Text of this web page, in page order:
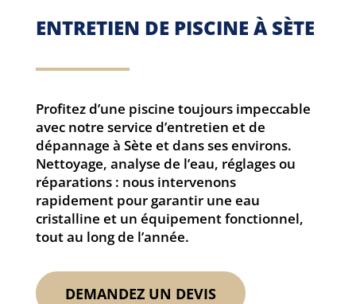
ENTRETIEN DE PISCINE À SÈTE
Profitez d’une piscine toujours impeccable
avec notre service d’entretien et de
dépannage à Sète et dans ses environs.
Nettoyage, analyse de l’eau, réglages ou
réparations : nous intervenons
rapidement pour garantir une eau
cristalline et un équipement fonctionnel,
tout au long de l’année.
DEMANDEZ UN DEVIS